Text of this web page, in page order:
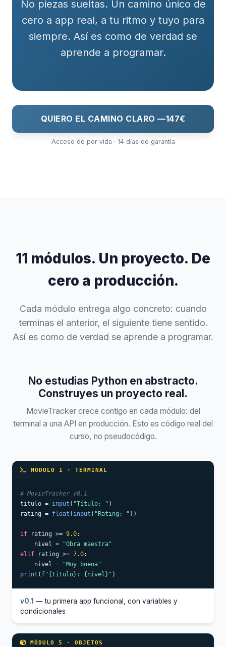
No piezas sueltas. Un camino único de
cero a app real, a tu ritmo y tuyo para
siempre. Así es como de verdad se
aprende a programar.
QUIERO EL CAMINO CLARO —147€
Acceso de por vida · 14 días de garantía
11 módulos. Un proyecto. De
cero a producción.
Cada módulo entrega algo concreto: cuando
terminas el anterior, el siguiente tiene sentido.
Así es como de verdad se aprende a programar.
No estudias Python en abstracto.
Construyes un proyecto real.
MovieTracker crece contigo en cada módulo: del
terminal a una API en producción. Esto es código real del
curso, no pseudocódigo.
MÓDULO 1 · TERMINAL
# MovieTracker v0.1
titulo = input ( "Título: " )
rating = float ( input ( "Rating: " ))
if rating >= 9.0:
    nivel =
"Obra maestra"
elif rating >= 7.0:
    nivel =
"Muy buena"
print ( f"{titulo}: {nivel}" )
v0.1 — tu primera app funcional, con variables y
condicionales
MÓDULO 5 · OBJETOS